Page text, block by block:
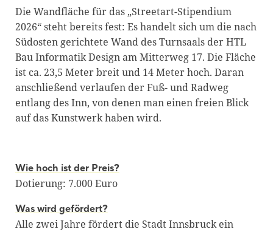
Die Wandfläche für das „Streetart-Stipendium
2026“ steht bereits fest: Es handelt sich um die nach
Südosten gerichtete Wand des Turnsaals der HTL
Bau Informatik Design am Mitterweg 17. Die Fläche
ist ca. 23,5 Meter breit und 14 Meter hoch. Daran
anschließend verlaufen der Fuß- und Radweg
entlang des Inn, von denen man einen freien Blick
auf das Kunstwerk haben wird.
Wie hoch ist der Preis?
Dotierung: 7.000 Euro
Was wird gefördert?
Alle zwei Jahre fördert die Stadt Innsbruck ein